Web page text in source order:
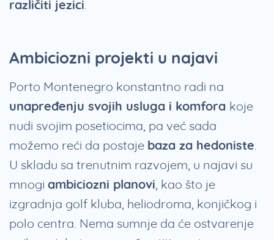
različiti jezici.
Ambiciozni projekti u najavi
Porto Montenegro konstantno radi na
unapređenju svojih usluga i komfora koje
nudi svojim posetiocima, pa već sada
možemo reći da postaje baza za hedoniste.
U skladu sa trenutnim razvojem, u najavi su
mnogi ambiciozni planovi, kao što je
izgradnja golf kluba, heliodroma, konjičkog i
polo centra. Nema sumnje da će ostvarenje